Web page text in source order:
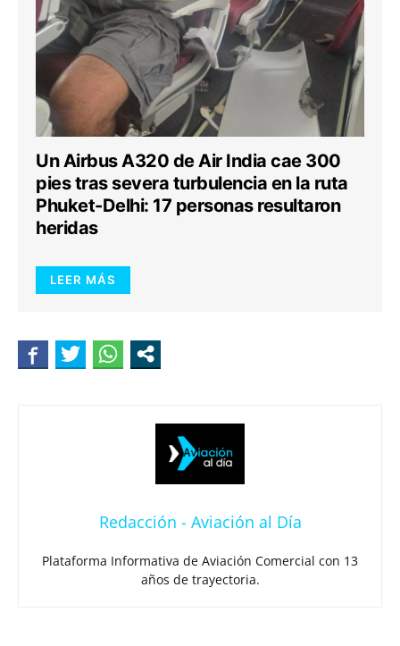
Un Airbus A320 de Air India cae 300
pies tras severa turbulencia en la ruta
Phuket-Delhi: 17 personas resultaron
heridas
LEER MÁS
Redacción - Aviación al Día
Plataforma Informativa de Aviación Comercial con 13
años de trayectoria.